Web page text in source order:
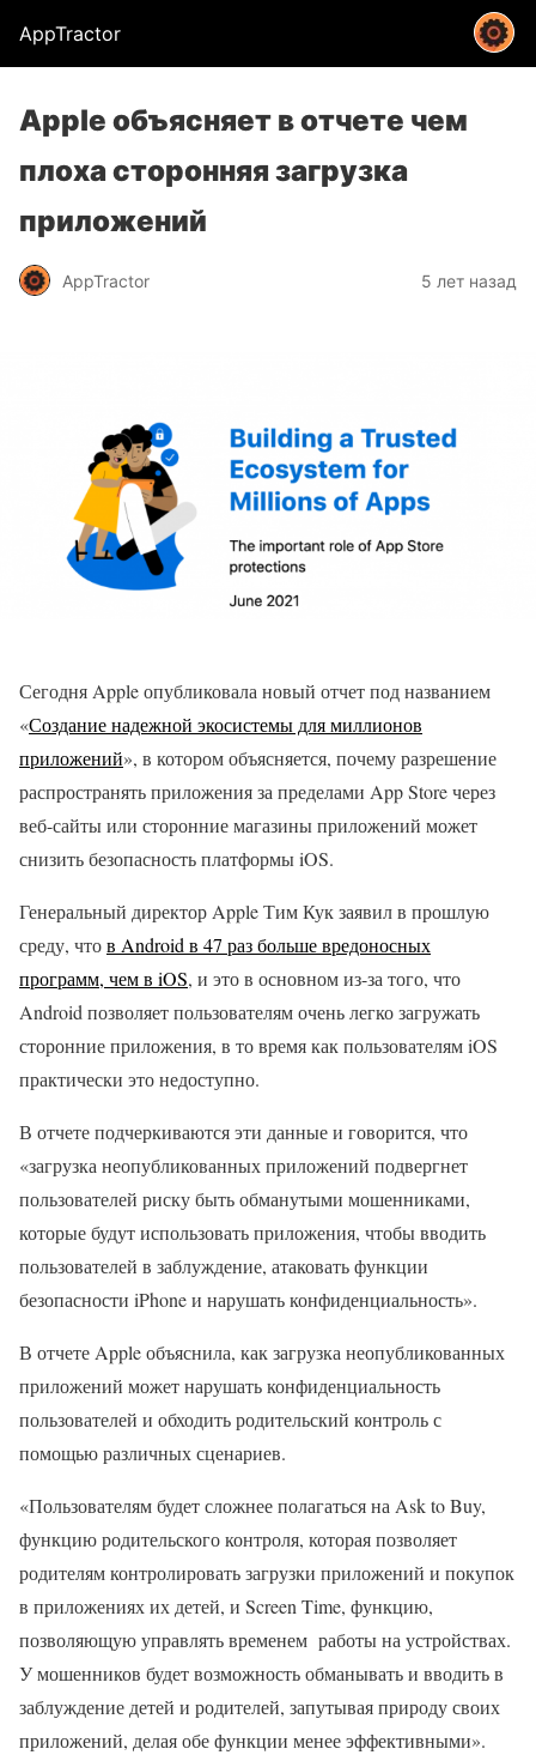
AppTractor
Apple объясняет в отчете чем
плоха сторонняя загрузка
приложений
AppTractor 5 лет назад
Сегодня Apple опубликовала новый отчет под названием
«Создание надежной экосистемы для миллионов
приложений», в котором объясняется, почему разрешение
распространять приложения за пределами App Store через
веб-сайты или сторонние магазины приложений может
снизить безопасность платформы iOS.
Генеральный директор Apple Тим Кук заявил в прошлую
среду, чтов Android в 47 раз больше вредоносных
программ, чем в iOS, и это в основном из-за того, что
Android позволяет пользователям очень легко загружать
сторонние приложения, в то время как пользователям iOS
практически это недоступно.
В отчете подчеркиваются эти данные и говорится, что
«загрузка неопубликованных приложений подвергнет
пользователей риску быть обманутыми мошенниками,
которые будут использовать приложения, чтобы вводить
пользователей в заблуждение, атаковать функции
безопасности iPhone и нарушать конфиденциальность».
В отчете Apple объяснила, как загрузка неопубликованных
приложений может нарушать конфиденциальность
пользователей и обходить родительский контроль с
помощью различных сценариев.
«Пользователям будет сложнее полагаться на Ask to Buy,
функцию родительского контроля, которая позволяет
родителям контролировать загрузки приложений и покупок
в приложениях их детей, и Screen Time, функцию,
позволяющую управлять временем работы на устройствах.
У мошенников будет возможность обманывать и вводить в
заблуждение детей и родителей, запутывая природу своих
приложений, делая обе функции менее эффективными».